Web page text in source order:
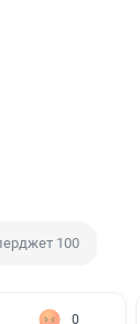
100
0